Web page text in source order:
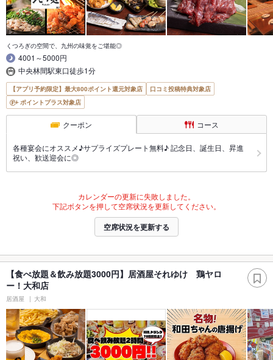
くつろぎの空間で、九州の味覚をご堪能◎
4001～5000円
中央林間駅東口徒歩1分
【アプリ予約限定】最大800ポイント還元対象店
口コミ投稿特典対象店
ポイントプラス対象店
クーポン コース
各種宴会にオススメ♪サプライズプレート無料♪ 記念日、誕生日、昇進
祝い、歓送迎会に◎
カレンダーの更新に失敗しました。
下記ボタンを押して空席状況を更新してください。
空席状況を更新する
【食べ放題＆飲み放題3000円】居酒屋それゆけ 鶏ヤロ
ー！大和店
居酒屋 大和